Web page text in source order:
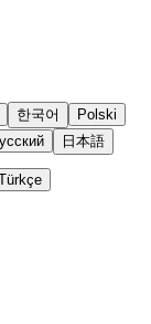
한국어
Polski
日本語